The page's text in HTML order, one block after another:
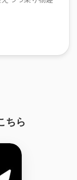
ちら